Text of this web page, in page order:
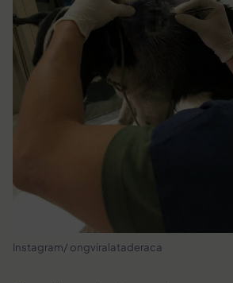
Instagram/ ongviralataderaca